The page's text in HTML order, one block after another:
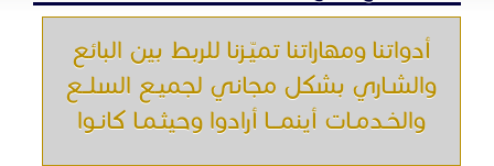
أدواتنا ومهاراتنا تميّـزنا للربط بين البائع
والشـاري بشكل مجاني لجميـع السلــع
والخـدمـات أينمـــا أرادوا وحيثـمـا كانـوا